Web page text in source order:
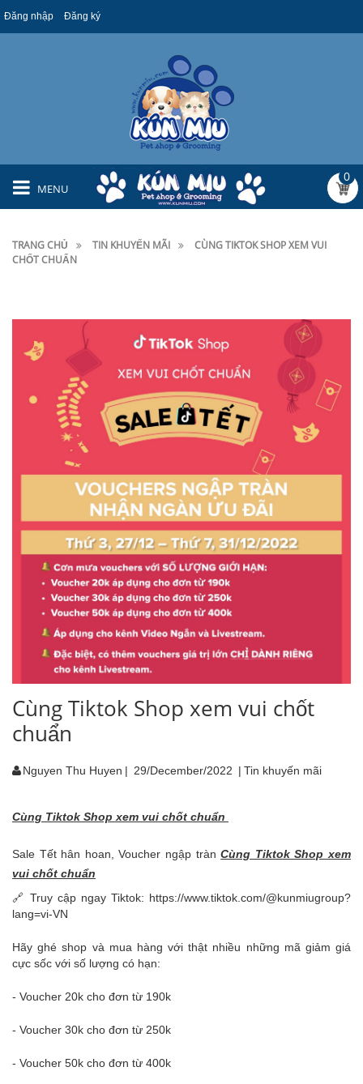
Đăng nhập Đăng ký
MENU
0
TRANG CHỦ TIN KHUYẾN MÃI
CÙNG TIKTOK SHOP XEM VUI
CHỐT CHUẨN
Cùng Tiktok Shop xem vui chốt
chuẩn
Nguyen Thu Huyen | 29/December/2022 | Tin khuyến mãi
Cùng Tiktok Shop xem vui chốt chuẩn
Sale Tết hân hoan, Voucher ngập trànCùng Tiktok Shop xem
vui chốt chuẩn
🔗 Truy cập ngay Tiktok: https://www.tiktok.com/@kunmiugroup?
lang=vi-VN
Hãy ghé shop và mua hàng với thật nhiều những mã giảm giá
cực sốc với số lượng có hạn:
- Voucher 20k cho đơn từ 190k
- Voucher 30k cho đơn từ 250k
- Voucher 50k cho đơn từ 400k